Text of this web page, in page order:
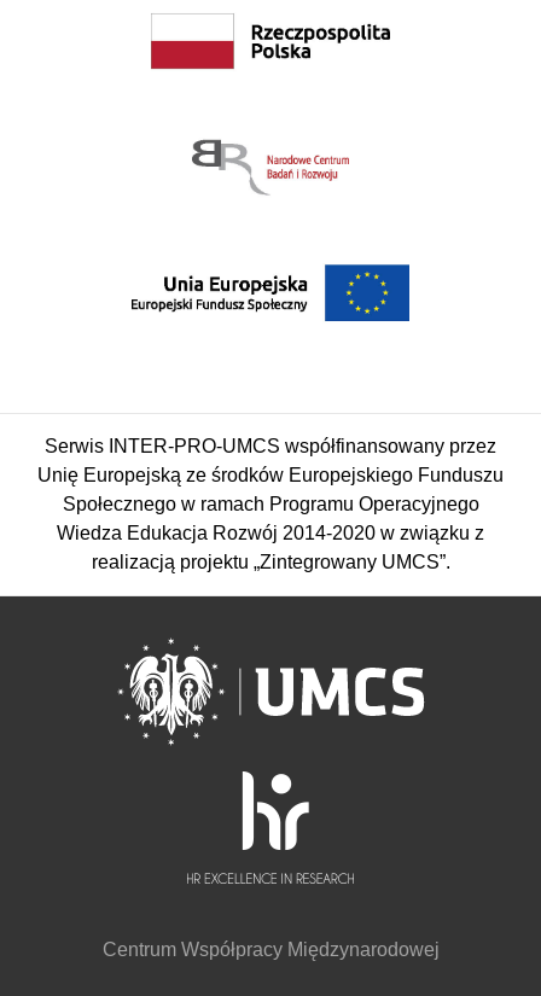
Serwis INTER-PRO-UMCS współfinansowany przez
Unię Europejską ze środków Europejskiego Funduszu
Społecznego w ramach Programu Operacyjnego
Wiedza Edukacja Rozwój 2014-2020 w związku z
realizacją projektu „Zintegrowany UMCS”.
Centrum Współpracy Międzynarodowej